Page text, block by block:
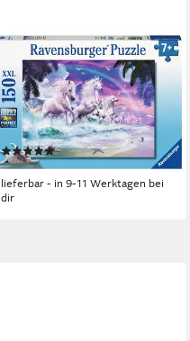
RAVENSBURGER
Puzzle 150 Teile
Ravensburger Kinder Puzzle
XXL Einhörner am Strand
10057, 150 Puzzleteile
(1)
20,77 €
lieferbar - in 9-11 Werktagen bei
dir